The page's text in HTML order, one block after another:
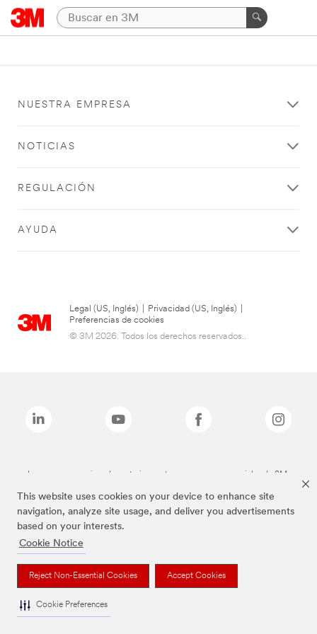
This website uses cookies on your device to enhance site
navigation, analyze site usage, and deliver you advertisements
based on your interests.
Cookie Notice
Reject Non-Essential Cookies Accept Cookies
Cookie Preferences
NUESTRA EMPRESA
NOTICIAS
REGULACIÓN
AYUDA
Legal (US, Inglés) Privacidad (US, Inglés)
Preferencias de cookies
© 3M 2026. Todos los derechos reservados..
Las marcas mencionadas anteriormente son marcas comerciales de 3M.